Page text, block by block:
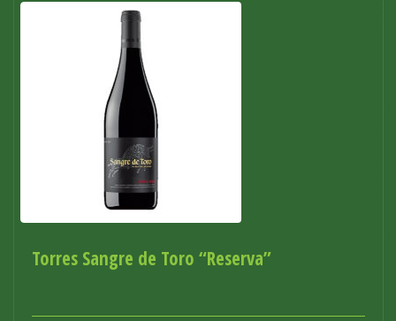
Torres Sangre de Toro “Reserva”